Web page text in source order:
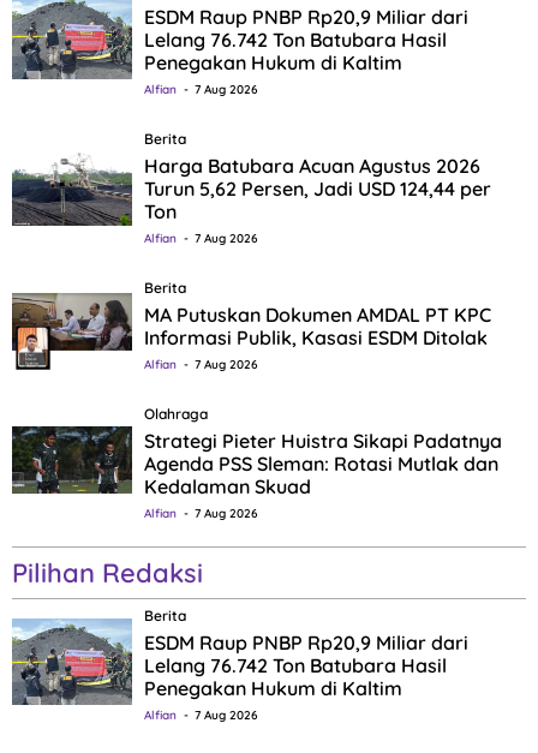
ESDM Raup PNBP Rp20,9 Miliar dari
Lelang 76.742 Ton Batubara Hasil
Penegakan Hukum di Kaltim
Alfian 7 Aug 2026
Berita
Harga Batubara Acuan Agustus 2026
Turun 5,62 Persen, Jadi USD 124,44 per
Ton
Alfian 7 Aug 2026
Berita
MA Putuskan Dokumen AMDAL PT KPC
Informasi Publik, Kasasi ESDM Ditolak
Alfian 7 Aug 2026
Olahraga
Strategi Pieter Huistra Sikapi Padatnya
Agenda PSS Sleman: Rotasi Mutlak dan
Kedalaman Skuad
Alfian 7 Aug 2026
Pilihan Redaksi
Berita
ESDM Raup PNBP Rp20,9 Miliar dari
Lelang 76.742 Ton Batubara Hasil
Penegakan Hukum di Kaltim
Alfian 7 Aug 2026